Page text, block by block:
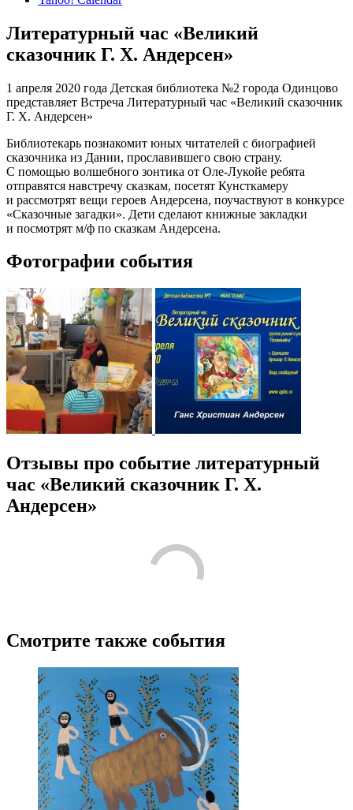
Литературный час «Великий
сказочник Г. Х. Андерсен»
1 апреля 2020 года Детская библиотека №2 города Одинцово
представляет Встреча Литературный час «Великий сказочник
Г. Х. Андерсен»
Библиотекарь познакомит юных читателей с биографией
сказочника из Дании, прославившего свою страну.
С помощью волшебного зонтика от Оле-Лукойе ребята
отправятся навстречу сказкам, посетят Кунсткамеру
и рассмотрят вещи героев Андерсена, поучаствуют в конкурсе
«Сказочные загадки». Дети сделают книжные закладки
и посмотрят м/ф по сказкам Андерсена.
Фотографии события
Отзывы про событие литературный
час «Великий сказочник Г. Х.
Андерсен»
Смотрите также события